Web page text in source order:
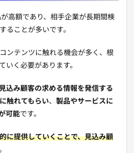
高額であり、相手企業が長期間検
ることが多いです。
ンテンツに触れる機会が多く、根
いく必要があります。
込み顧客の求める情報を発信する
触れてもらい、 製品やサービスに
可能です。
に提供していくことで、見込み顧